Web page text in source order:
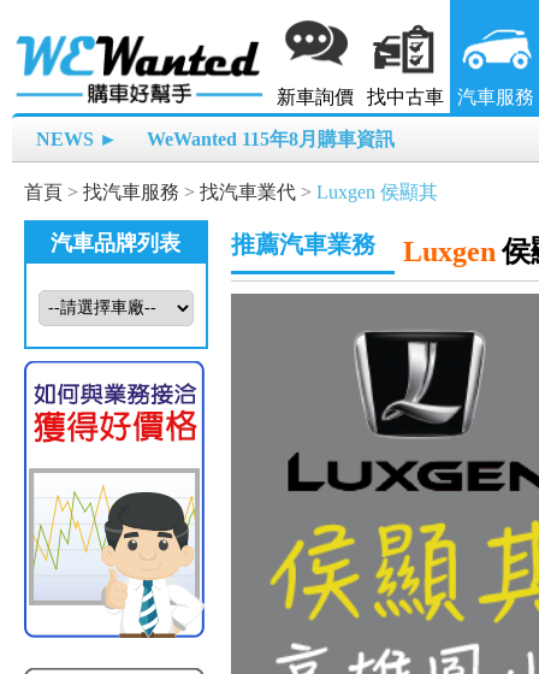
新車詢價 找中古車 汽車服務
NEWS ► WeWanted 115年8月購車資訊
首頁 > 找汽車服務 > 找汽車業代 > Luxgen 侯顯其
汽車品牌列表 推薦汽車業務 Luxgen 侯